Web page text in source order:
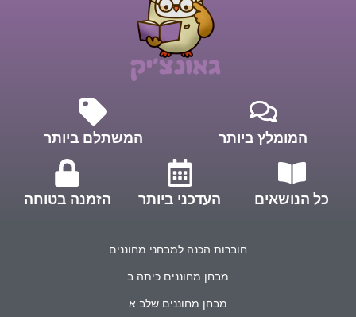
המומלץ ביותר המשתלם ביותר
כל הנושאים העדכני ביותר הזמנה בטוחה
חוברות הכנה למבחני מחוננים
מבחן מחוננים כיתה ב
מבחן מחוננים שלב א